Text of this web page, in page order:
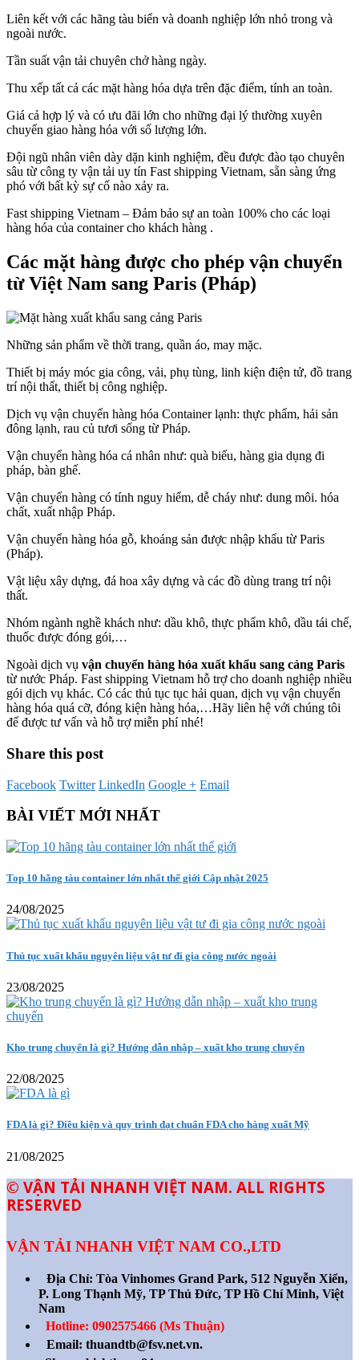
Liên kết với các hãng tàu biển và doanh nghiệp lớn nhỏ trong và
ngoài nước.
Tần suất vận tải chuyên chở hàng ngày.
Thu xếp tất cả các mặt hàng hóa dựa trên đặc điểm, tính an toàn.
Giá cả hợp lý và có ưu đãi lớn cho những đại lý thường xuyên
chuyển giao hàng hóa với số lượng lớn.
Đội ngũ nhân viên dày dặn kinh nghiệm, đều được đào tạo chuyên
sâu từ công ty vận tải uy tín Fast shipping Vietnam, sẵn sàng ứng
phó với bất kỳ sự cố nào xảy ra.
Fast shipping Vietnam – Đảm bảo sự an toàn 100% cho các loại
hàng hóa của container cho khách hàng .
Các mặt hàng được cho phép vận chuyển
từ Việt Nam sang Paris (Pháp)
Những sản phẩm về thời trang, quần áo, may mặc.
Thiết bị máy móc gia công, vải, phụ tùng, linh kiện điện tử, đồ trang
trí nội thất, thiết bị công nghiệp.
Dịch vụ vận chuyển hàng hóa Container lạnh: thực phẩm, hải sản
đông lạnh, rau củ tươi sống từ Pháp.
Vận chuyển hàng hóa cá nhân như: quà biếu, hàng gia dụng đi
pháp, bàn ghế.
Vận chuyển hàng có tính nguy hiểm, dễ cháy như: dung môi. hóa
chất, xuất nhập Pháp.
Vận chuyển hàng hóa gỗ, khoáng sản được nhập khẩu từ Paris
(Pháp).
Vật liệu xây dựng, đá hoa xây dựng và các đồ dùng trang trí nội
thất.
Nhóm ngành nghề khách như: dầu khô, thực phẩm khô, dầu tái chế,
thuốc được đóng gói,…
Ngoài dịch vụ vận chuyển hàng hóa xuất khẩu sang cảng Paris
từ nước Pháp. Fast shipping Vietnam hỗ trợ cho doanh nghiệp nhiều
gói dịch vụ khác. Có các thủ tục tục hải quan, dịch vụ vận chuyển
hàng hóa quá cỡ, đóng kiện hàng hóa,…Hãy liên hệ với chúng tôi
để được tư vấn và hỗ trợ miễn phí nhé!
Share this post
Facebook Twitter LinkedIn Google + Email
BÀI VIẾT MỚI NHẤT
Top 10 hãng tàu container lớn nhất thế giới Cập nhật 2025
24/08/2025
Thủ tục xuất khẩu nguyên liệu vật tư đi gia công nước ngoài
23/08/2025
Kho trung chuyển là gì? Hướng dẫn nhập – xuất kho trung chuyển
22/08/2025
FDA là gì? Điều kiện và quy trình đạt chuẩn FDA cho hàng xuất Mỹ
21/08/2025
© VẬN TẢI NHANH VIỆT NAM. ALL RIGHTS
RESERVED
VẬN TẢI NHANH VIỆT NAM CO.,LTD
Địa Chỉ: Tòa Vinhomes Grand Park, 512 Nguyễn Xiển,
P. Long Thạnh Mỹ, TP Thủ Đức, TP Hồ Chí Minh, Việt
Nam
Hotline: 0902575466 (Ms Thuận)
Email: thuandtb@fsv.net.vn.